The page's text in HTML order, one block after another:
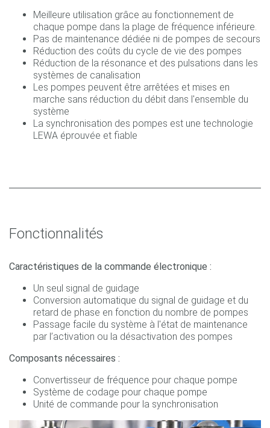
Meilleure utilisation grâce au fonctionnement de
chaque pompe dans la plage de fréquence inférieure.
Pas de maintenance dédiée ni de pompes de secours
Réduction des coûts du cycle de vie des pompes
Réduction de la résonance et des pulsations dans les
systèmes de canalisation
Les pompes peuvent être arrêtées et mises en
marche sans réduction du débit dans l'ensemble du
système
La synchronisation des pompes est une technologie
LEWA éprouvée et fiable
Fonctionnalités
Caractéristiques de la commande électronique :
Un seul signal de guidage
Conversion automatique du signal de guidage et du
retard de phase en fonction du nombre de pompes
Passage facile du système à l'état de maintenance
par l’activation ou la désactivation des pompes
Composants nécessaires :
Convertisseur de fréquence pour chaque pompe
Système de codage pour chaque pompe
Unité de commande pour la synchronisation